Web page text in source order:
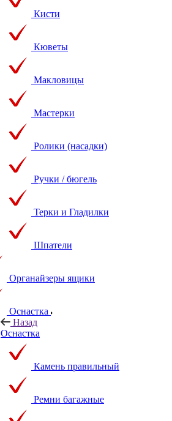
Кисти
Кюветы
Макловицы
Мастерки
Ролики (насадки)
Ручки / бюгель
Терки и Гладилки
Шпатели
Органайзеры ящики
Оснастка
Назад
Оснастка
Камень правильный
Ремни багажные